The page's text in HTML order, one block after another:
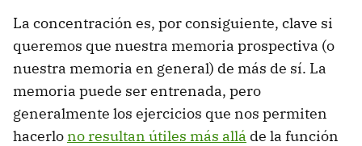
La concentración es, por consiguiente, clave si
queremos que nuestra memoria prospectiva (o
nuestra memoria en general) de más de sí. La
memoria puede ser entrenada, pero
generalmente los ejercicios que nos permiten
hacerlono resultan útiles más allá de la función